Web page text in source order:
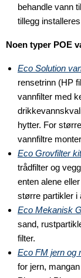
behandle vann
tillegg
Noen typer POE
Eco Solution
rensetrinn (HP
vannfilter med
hytter. For
vannfiltre
Eco Grovfilter kit
trådfilter og
enten alene
større partikler i
Eco Mekanisk
sand,
filter.
Eco FM jern og
for jern,